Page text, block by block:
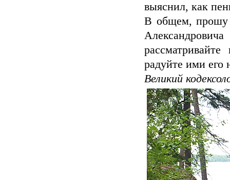
выяснил, как
В общем, прошу
радуйте ими его
Великий